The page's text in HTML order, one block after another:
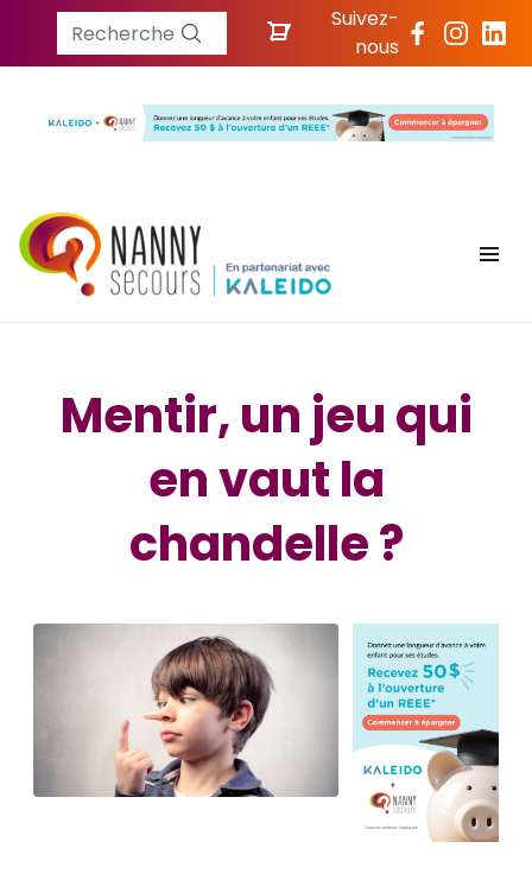
Recherche
Suivez-
nous
Mentir, un jeu qui
en vaut la
chandelle ?